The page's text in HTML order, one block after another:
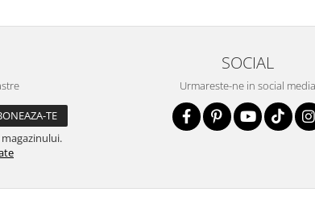
la zgarieturi si
ecranul!
9H la zgarieturi,
ecranului pe
SOCIAL
Urmareste-ne in social media